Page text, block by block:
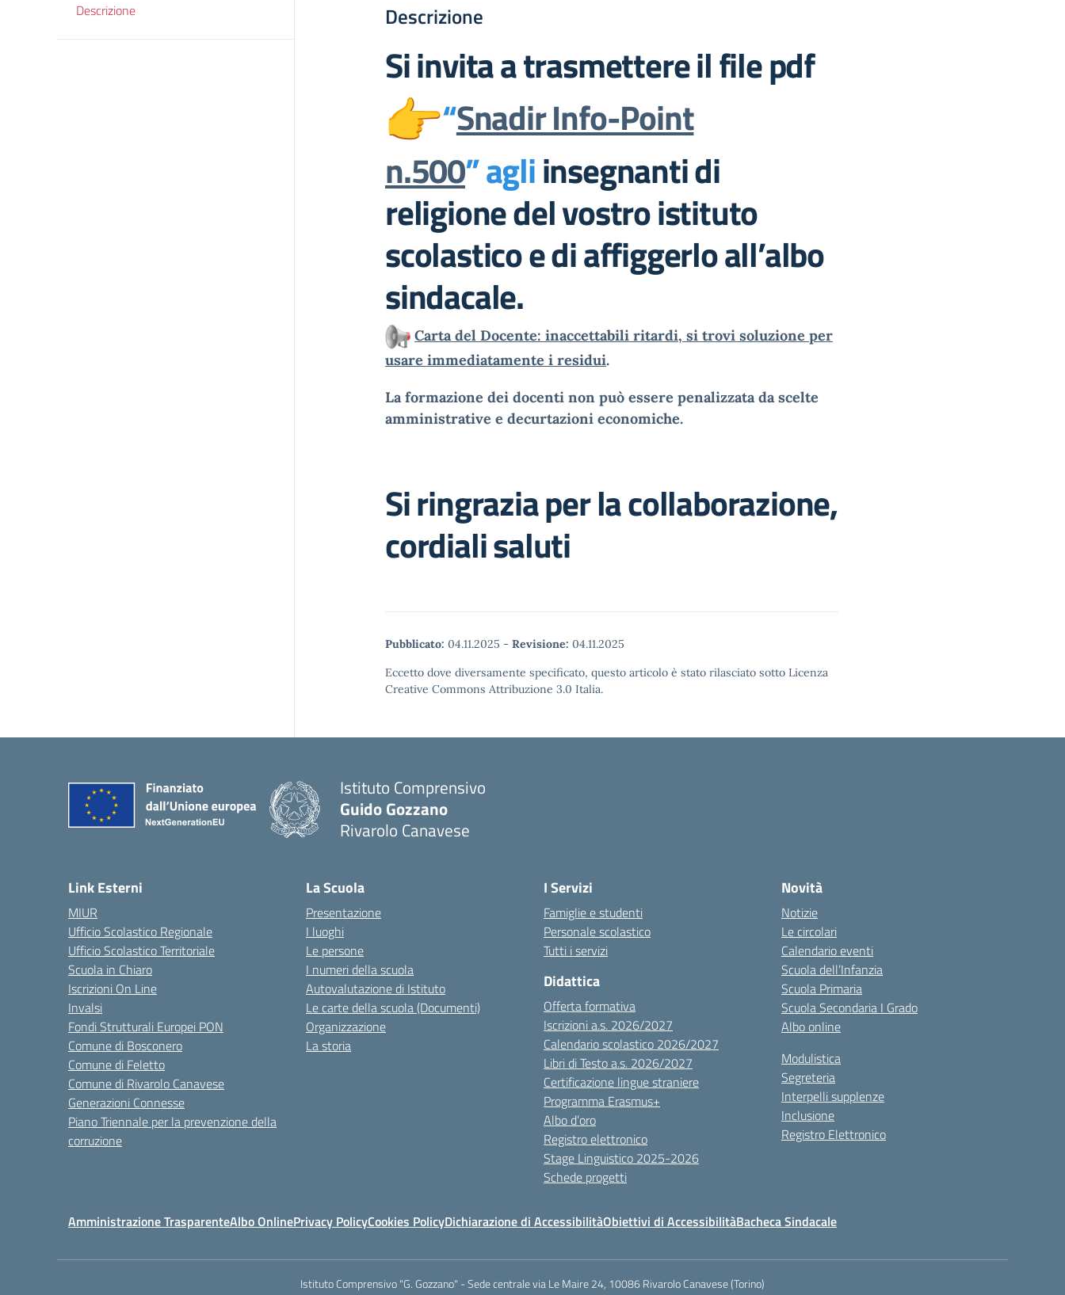
Descrizione Descrizione
Si invita a trasmettere il file pdf
“Snadir Info-Point
n.500” agliinsegnanti di
religione del vostro istituto
scolastico e di affiggerlo all’albo
sindacale.
Carta del Docente: inaccettabili ritardi, si trovi soluzione per
usare immediatamente i residui.
La formazione dei docenti non può essere penalizzata da scelte
amministrative e decurtazioni economiche.
Si ringrazia per la collaborazione,
cordiali saluti
Pubblicato: 04.11.2025 - Revisione: 04.11.2025
Eccetto dove diversamente specificato, questo articolo è stato rilasciato sotto Licenza
Creative Commons Attribuzione 3.0 Italia.
Istituto Comprensivo
Guido Gozzano
Rivarolo Canavese
Link Esterni
MIUR
Ufficio Scolastico Regionale
Ufficio Scolastico Territoriale
Scuola in Chiaro
Iscrizioni On Line
Invalsi
Fondi Strutturali Europei PON
Comune di Bosconero
Comune di Feletto
Comune di Rivarolo Canavese
Generazioni Connesse
Piano Triennale per la prevenzione della
corruzione
La Scuola
Presentazione
I luoghi
Le persone
I numeri della scuola
Autovalutazione di Istituto
Le carte della scuola (Documenti)
Organizzazione
La storia
I Servizi
Famiglie e studenti
Personale scolastico
Tutti i servizi
Didattica
Offerta formativa
Iscrizioni a.s. 2026/2027
Calendario scolastico 2026/2027
Libri di Testo a.s. 2026/2027
Certificazione lingue straniere
Programma Erasmus+
Albo d’oro
Registro elettronico
Stage Linguistico 2025-2026
Schede progetti
Novità
Notizie
Le circolari
Calendario eventi
Scuola dell’Infanzia
Scuola Primaria
Scuola Secondaria I Grado
Albo online
Modulistica
Segreteria
Interpelli supplenze
Inclusione
Registro Elettronico
Amministrazione TrasparenteAlbo OnlinePrivacy PolicyCookies PolicyDichiarazione di AccessibilitàObiettivi di AccessibilitàBacheca Sindacale
Istituto Comprensivo "G. Gozzano" - Sede centrale via Le Maire 24, 10086 Rivarolo Canavese (Torino)